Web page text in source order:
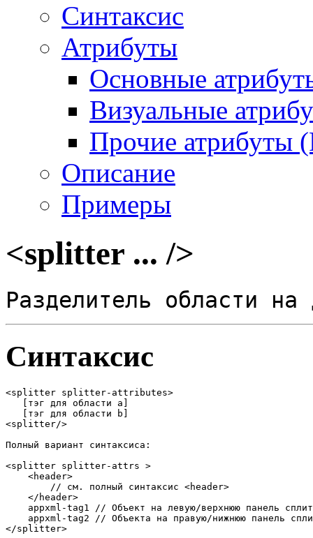
Синтаксис
Атрибуты
Основные
Визуальные
Прочие атрибуты
Описание
Примеры
<splitter ... />
Разделитель области
Синтаксис
<splitter splitter-attributes>
   [тэг для области a]
   [тэг для области b]
<splitter/>
Полный вариант синтаксиса:
<splitter splitter-attrs >
    <header>
    </header>
    appxml-tag1	// Объект на левую/верхнюю панель сплиттера.
    appxml-tag2	// Объекта на правую/нижнюю панель сплиттера.
</splitter>